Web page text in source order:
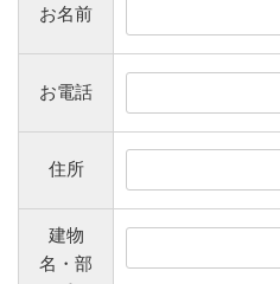
お名前
お電話
住所
建物
名・部